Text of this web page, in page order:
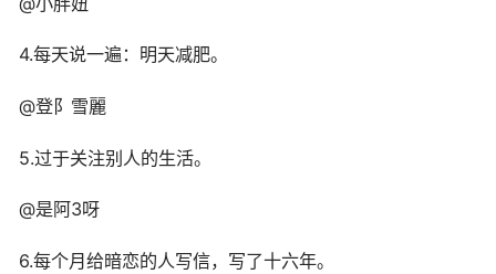
4.每天说一遍：明天减肥。
@登阝雪麗
5.过于关注别人的生活。
@是阿3呀
6.每个月给暗恋的人写信，写了十六年。